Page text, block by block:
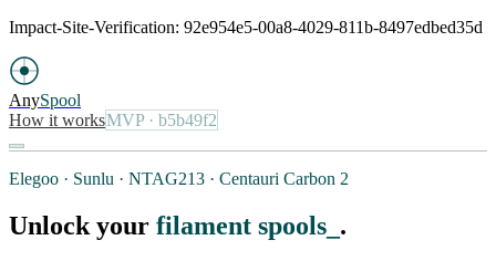
Impact-Site-Verification: 92e954e5-00a8-4029-811b-8497edbed35d
AnySpool
How it worksMVP· b5b49f2
Elegoo · Sunlu · NTAG213 · Centauri Carbon 2
Unlock your filament spools .